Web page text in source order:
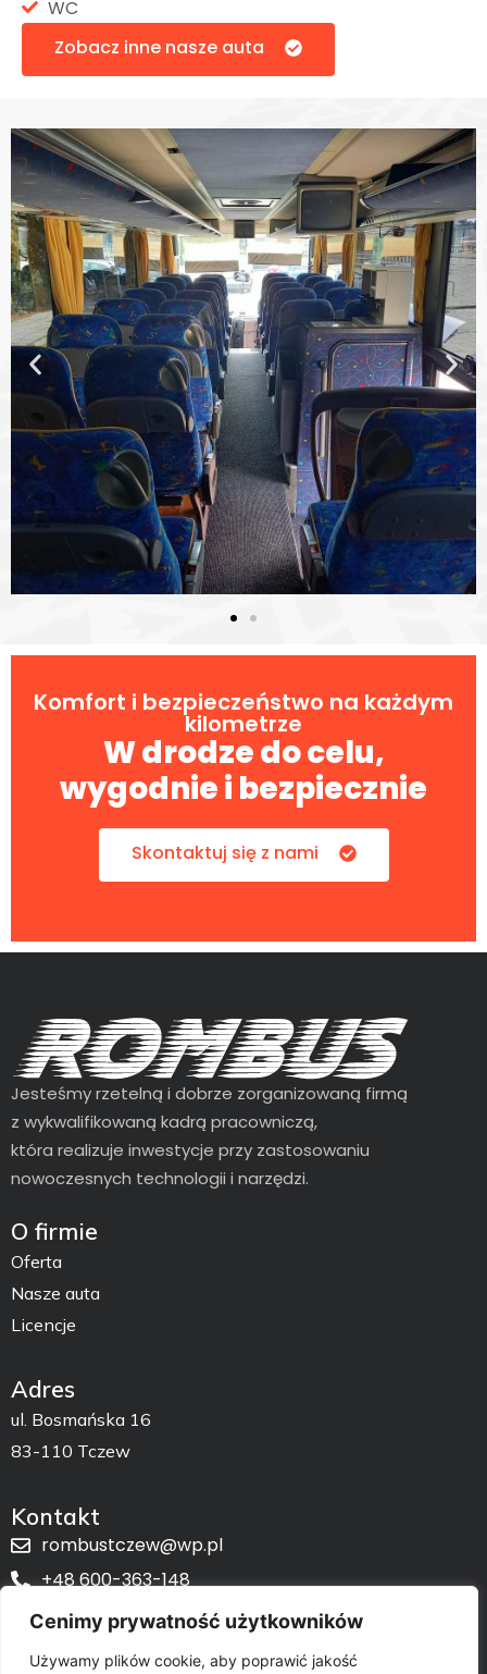
Cenimy prywatność użytkowników
Używamy plików cookie, aby poprawić jakość
WC
Zobacz inne nasze auta
Komfort i bezpieczeństwo na każdym
kilometrze
W drodze do celu,
wygodnie i bezpiecznie
Skontaktuj się z nami
Jesteśmy rzetelną i dobrze zorganizowaną firmą
z wykwalifikowaną kadrą pracowniczą,
która realizuje inwestycje przy zastosowaniu
nowoczesnych technologii i narzędzi.
O firmie
Oferta
Nasze auta
Licencje
Adres
ul. Bosmańska 16
83-110 Tczew
Kontakt
rombustczew@wp.pl
+48 600-363-148
Pon - Pt 08:00 - 20:00
Sobota - 08:00 - 16:00